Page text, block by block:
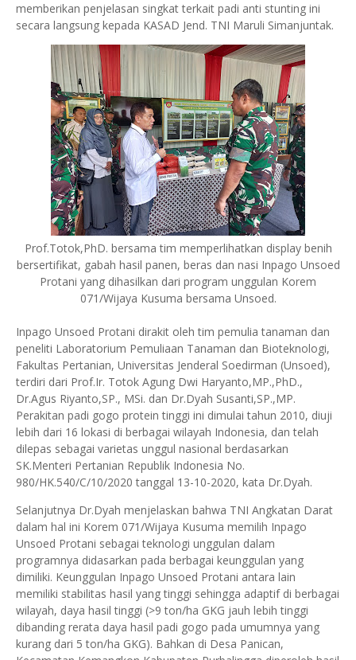
memberikan penjelasan singkat terkait padi anti stunting ini
secara langsung kepada KASAD Jend. TNI Maruli Simanjuntak.
Prof.Totok,PhD. bersama tim memperlihatkan display benih
bersertifikat, gabah hasil panen, beras dan nasi Inpago Unsoed
Protani yang dihasilkan dari program unggulan Korem
071/Wijaya Kusuma bersama Unsoed.
Inpago Unsoed Protani dirakit oleh tim pemulia tanaman dan
peneliti Laboratorium Pemuliaan Tanaman dan Bioteknologi,
Fakultas Pertanian, Universitas Jenderal Soedirman (Unsoed),
terdiri dari Prof.Ir. Totok Agung Dwi Haryanto,MP.,PhD.,
Dr.Agus Riyanto,SP., MSi. dan Dr.Dyah Susanti,SP.,MP.
Perakitan padi gogo protein tinggi ini dimulai tahun 2010, diuji
lebih dari 16 lokasi di berbagai wilayah Indonesia, dan telah
dilepas sebagai varietas unggul nasional berdasarkan
SK.Menteri Pertanian Republik Indonesia No.
980/HK.540/C/10/2020 tanggal 13-10-2020, kata Dr.Dyah.
Selanjutnya Dr.Dyah menjelaskan bahwa TNI Angkatan Darat
dalam hal ini Korem 071/Wijaya Kusuma memilih Inpago
Unsoed Protani sebagai teknologi unggulan dalam
programnya didasarkan pada berbagai keunggulan yang
dimiliki. Keunggulan Inpago Unsoed Protani antara lain
memiliki stabilitas hasil yang tinggi sehingga adaptif di berbagai
wilayah, daya hasil tinggi (>9 ton/ha GKG jauh lebih tinggi
dibanding rerata daya hasil padi gogo pada umumnya yang
kurang dari 5 ton/ha GKG). Bahkan di Desa Panican,